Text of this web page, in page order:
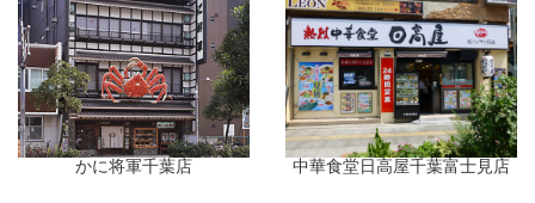
かに将軍千葉店 中華食堂日高屋千葉富士見店